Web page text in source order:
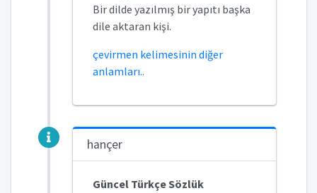
Bir dilde yazılmış bir yapıtı başka
dile aktaran kişi.
çevirmen kelimesinin diğer
anlamları..
hançer
Güncel Türkçe Sözlük